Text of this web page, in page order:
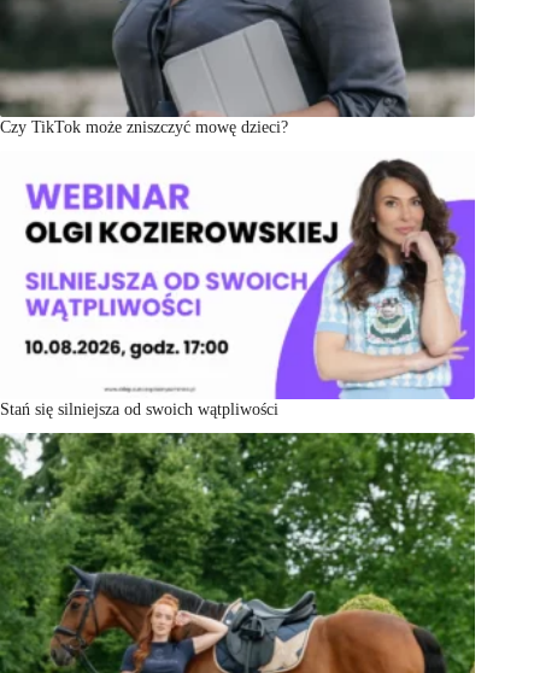
Czy TikTok może zniszczyć mowę dzieci?
Stań się silniejsza od swoich wątpliwości